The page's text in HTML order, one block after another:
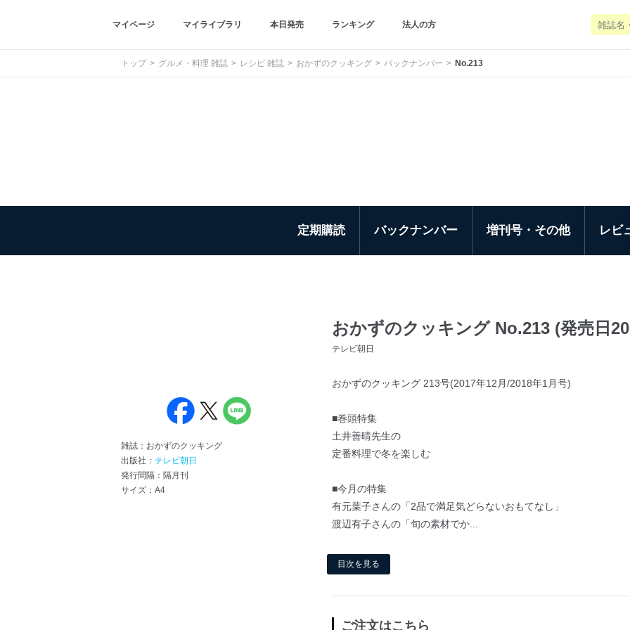
マイページ マイライブラリ 本日発売 ランキング 法人の方
トップ グルメ・料理 雑誌 レシピ 雑誌 おかずのクッキング バックナンバー No.213
定期購読 バックナンバー 増刊号・その他 レビ
雑誌：おかずのクッキング
出版社： テレビ朝日
発行間隔：隔月刊
サイズ：A4
おかずのクッキング No.213 (発売日
テレビ朝日
おかずのクッキング 213号(2017年12月/2018年1月号)
■巻頭特集
土井善晴先生の
定番料理で冬を楽しむ
■今月の特集
有元葉子さんの「2品で満足気どらないおもてなし」
渡辺有子さんの「旬の素材でか...
目次を見る
ご注文はこちら